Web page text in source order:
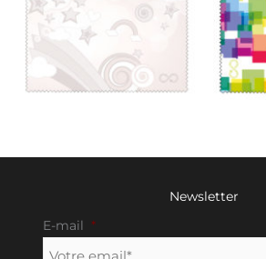
Newsletter
E-mail *